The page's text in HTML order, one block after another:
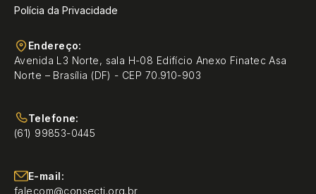
Polícia da Privacidade
Endereço:
Avenida L3 Norte, sala H-08 Edifício Anexo Finatec Asa
Norte – Brasília (DF) - CEP 70.910-903
Telefone:
(61) 99853-0445
E-mail:
falecom@consecti.org.br